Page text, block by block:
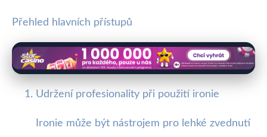
Přehled hlavních přístupů
Udržení profesionality při použití ironie
Ironie může být nástrojem pro lehké zvednutí